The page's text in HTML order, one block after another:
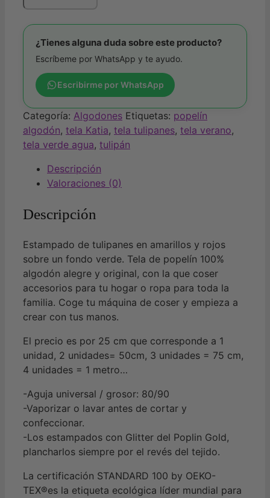
popelín
algodón
tulipanes
rojos
amarillos
de
Katia
cantidad
¿Tienes alguna duda sobre este producto?
Escríbeme por WhatsApp y te ayudo.
Escribirme por WhatsApp
Categoría: Algodones Etiquetas: popelín
algodón, tela Katia, tela tulipanes, tela verano,
tela verde agua, tulipán
Descripción
Valoraciones (0)
Descripción
Estampado de tulipanes en amarillos y rojos
sobre un fondo verde. Tela de popelín 100%
algodón alegre y original, con la que coser
accesorios para tu hogar o ropa para toda la
familia. Coge tu máquina de coser y empieza a
crear con tus manos.
El precio es por 25 cm que corresponde a 1
unidad, 2 unidades= 50cm, 3 unidades = 75 cm,
4 unidades = 1 metro…
-Aguja universal / grosor: 80/90
-Vaporizar o lavar antes de cortar y
confeccionar.
-Los estampados con Glitter del Poplin Gold,
plancharlos siempre por el revés del tejido.
La certificación STANDARD 100 by OEKO-
TEX®es la etiqueta ecológica líder mundial para